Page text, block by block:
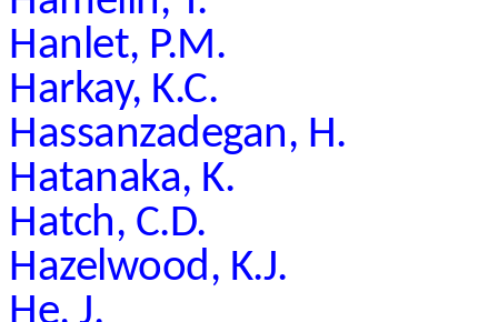
Hanlet, P.M.
Harkay, K.C.
Hassanzadegan, H.
Hatanaka, K.
Hatch, C.D.
Hazelwood, K.J.
He, J.